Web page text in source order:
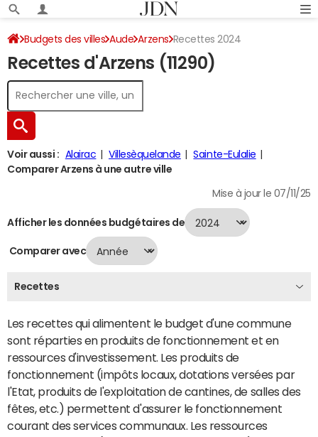
Budgets des villes Aude Arzens Recettes 2024
Recettes d'Arzens (11290)
Voir aussi : Alairac Villesèquelande
Sainte-Eulalie
Comparer Arzens à une autre ville
Mise à jour le 07/11/25
Afficher les données budgétaires de
Comparer avec
Recettes
Les recettes qui alimentent le budget d'une commune
sont réparties en produits de fonctionnement et en
ressources d'investissement. Les produits de
fonctionnement (impôts locaux, dotations versées par
l'Etat, produits de l'exploitation de cantines, de salles des
fêtes, etc.) permettent d'assurer le fonctionnement
courant des services communaux. Les ressources